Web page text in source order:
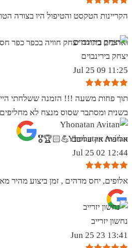
הקריינות הטקסט והטיפול היו בצורה
ואדיבים בתודה יצחק חוויה בכפר כפר
יצחק בירינבוים
11:25 09 Jul 25
תוך פחות משעה !!! הזמנה ששלחתי
בשנית ומסתבר שסוס מנצח לא
אליפות אין עליכם 💪🏻🏆🎖
Yhonatan Avitan
12:44 02 Jul 25
אלופים, יחס מדהים , זמן ביצוע מהיר
נחשון יזרייב
13:41 23 Jun 25